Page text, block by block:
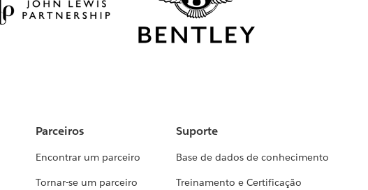
Parceiros
Encontrar um parceiro
Tornar-se um parceiro
Suporte
Base de dados de conhecimento
Treinamento e Certificação